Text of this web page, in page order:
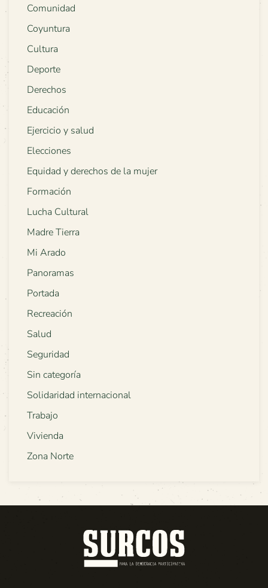
Comunidad
Coyuntura
Cultura
Deporte
Derechos
Educación
Ejercicio y salud
Elecciones
Equidad y derechos de la mujer
Formación
Lucha Cultural
Madre Tierra
Mi Arado
Panoramas
Portada
Recreación
Salud
Seguridad
Sin categoría
Solidaridad internacional
Trabajo
Vivienda
Zona Norte